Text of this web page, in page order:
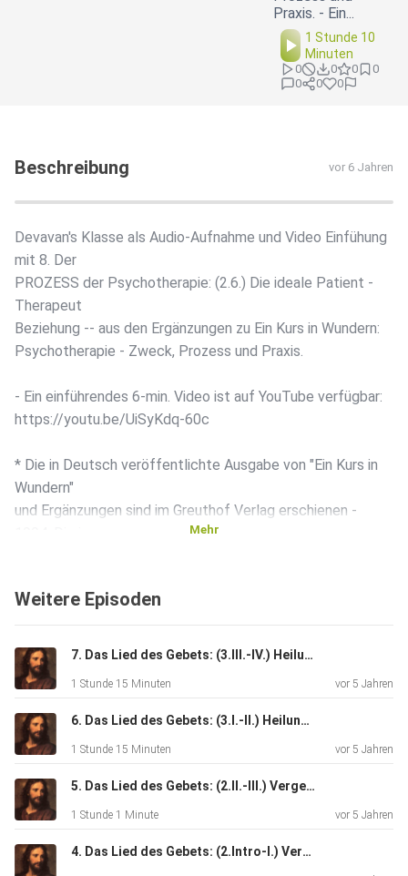
Praxis. - Ein...
1 Stunde 10
Minuten
0 0 0
0
0
0 0
Beschreibung vor 6 Jahren
Devavan's Klasse als Audio-Aufnahme und Video Einfühung
mit 8. Der
PROZESS der Psychotherapie: (2.6.) Die ideale Patient -
Therapeut
Beziehung -- aus den Ergänzungen zu Ein Kurs in Wundern:
Psychotherapie - Zweck, Prozess und Praxis.
- Ein einführendes 6-min. Video ist auf YouTube verfügbar:
https://youtu.be/UiSyKdq-60c
* Die in Deutsch veröffentlichte Ausgabe von "Ein Kurs in
Wundern"
und Ergänzungen sind im Greuthof Verlag erschienen -
Wundern“ stellen die persönliche Meinung der beitragenden
und deren persönliches Verständnis dar, und nicht
unbedingt die der
Inhaber der Rechte für „Ein Kurs in Wundern“ (z.B. Greuthof
Verlag,
Foundation For Inner Peace).
Mehr
Weitere Episoden
7. Das Lied des Gebets: (3.III.-IV.) Heilung - Trennung vs. Vereinigung & Heiligkeit der Heilung
1 Stunde 15 Minuten vor 5 Jahren
6. Das Lied des Gebets: (3.I.-II.) Heilung - Die Ursache der Erkrankung und Falsche vs. wahre Heilung.
1 Stunde 15 Minuten vor 5 Jahren
5. Das Lied des Gebets: (2.II.-III.) Vergebung - Vergebung-zum-Zerstören und -zur Erlösung
1 Stunde 1 Minute vor 5 Jahren
4. Das Lied des Gebets: (2.Intro-I.) Vergebung - Einleitung - Dir Selbst Vergeben